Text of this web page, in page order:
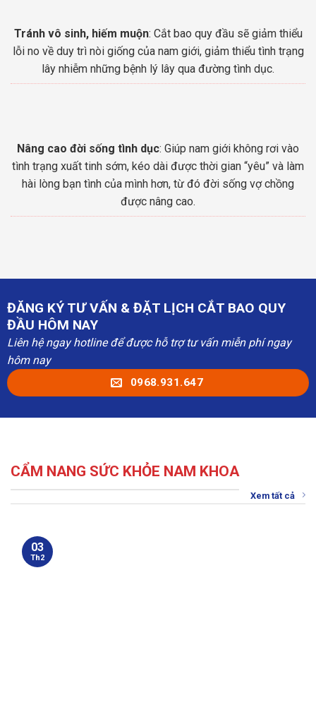
Tránh vô sinh, hiếm muộn: Cắt bao quy đầu sẽ giảm thiểu
lỗi no về duy trì nòi giống của nam giới, giảm thiểu tình trạng
lây nhiễm những bệnh lý lây qua đường tình dục.
Nâng cao đời sống tình dục: Giúp nam giới không rơi vào
tình trạng xuất tinh sớm, kéo dài được thời gian “yêu” và làm
hài lòng bạn tình của mình hơn, từ đó đời sống vợ chồng
được nâng cao.
ĐĂNG KÝ TƯ VẤN & ĐẶT LỊCH CẮT BAO QUY
ĐẦU HÔM NAY
Liên hệ ngay hotline để được hỗ trợ tư vấn miễn phí ngay
hôm nay
0968.931.647
CẨM NANG SỨC KHỎE NAM KHOA
Xem tất cả
03
Th2